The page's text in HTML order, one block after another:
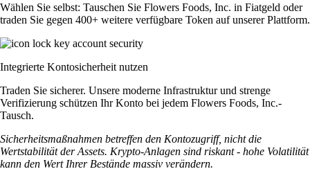
Wählen Sie selbst: Tauschen Sie Flowers Foods, Inc. in Fiatgeld oder
traden Sie gegen 400+ weitere verfügbare Token auf unserer Plattform.
Integrierte Kontosicherheit nutzen
Traden Sie sicherer. Unsere moderne Infrastruktur und strenge
Verifizierung schützen Ihr Konto bei jedem Flowers Foods, Inc.-
Tausch.
Sicherheitsmaßnahmen betreffen den Kontozugriff, nicht die
Wertstabilität der Assets. Krypto-Anlagen sind riskant - hohe Volatilität
kann den Wert Ihrer Bestände massiv verändern.